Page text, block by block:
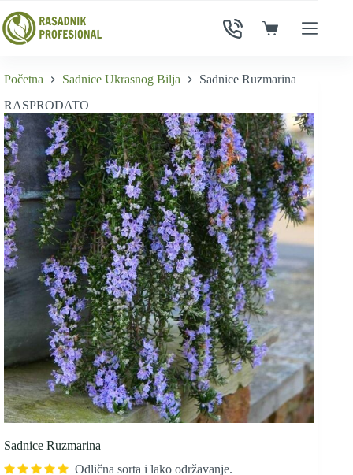
to
content
Shopping
Početna Sadnice Ukrasnog Bilja
Sadnice Ruzmarina
RASPRODATO
Sadnice Ruzmarina
Odlična sorta i lako održavanje.